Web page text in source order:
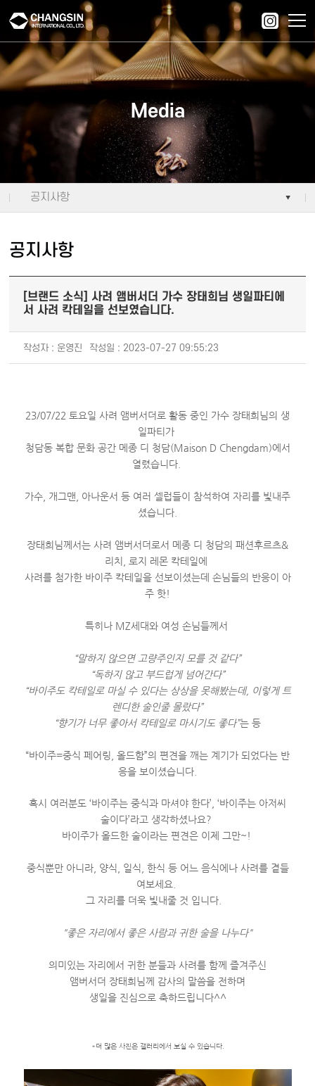
Media
공지사항
공지사항
[브랜드 소식] 사려 앰버서더 가수 장태희님 생일파티에
서 사려 칵테일을 선보였습니다.
작성자 : 운영진 작성일 : 2023-07-27 09:55:23
23/07/22 토요일 사려 앰버서더로 활동 중인 가수 장태희님의 생
일파티가
청담동 복합 문화 공간 메종 디 청담(Maison D Chengdam)에서
열렸습니다.
가수, 개그맨, 아나운서 등 여러 셀럽들이 참석하여 자리를 빛내주
셨습니다.
장태희님께서는 사려 앰버서더로서 메종 디 청담의 패션후르츠&
리치, 로지 레몬 칵테일에
사려를 첨가한 바이주 칵테일을 선보이셨는데 손님들의 반응이 아
주 핫!
특히나 MZ세대와 여성 손님들께서
“말하지 않으면 고량주인지 모를 것 같다”
“독하지 않고 부드럽게 넘어간다”
“바이주도 칵테일로 마실 수 있다는 상상을 못해봤는데, 이렇게 트
렌디한 술인줄 몰랐다”
“향기가 너무 좋아서 칵테일로 마시기도 좋다”는 등
“바이주=중식 페어링, 올드함”의 편견을 깨는 계기가 되었다는 반
응을 보이셨습니다.
혹시 여러분도 ‘바이주는 중식과 마셔야 한다’, ‘바이주는 아저씨
술이다’라고 생각하셨나요?
바이주가 올드한 술이라는 편견은 이제 그만~!
중식뿐만 아니라, 양식, 일식, 한식 등 어느 음식에나 사려를 곁들
여보세요.
그 자리를 더욱 빛내줄 것 입니다.
"좋은 자리에서 좋은 사람과 귀한 술을 나누다"
의미있는 자리에서 귀한 분들과 사려를 함께 즐겨주신
앰버서더 장태희님께 감사의 말씀을 전하며
생일을 진심으로 축하드립니다^^
*더 많은 사진은 갤러리에서 보실 수 있습니다.